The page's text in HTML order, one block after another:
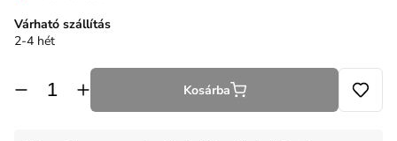
Várható szállítás
2-4 hét
Kosárba